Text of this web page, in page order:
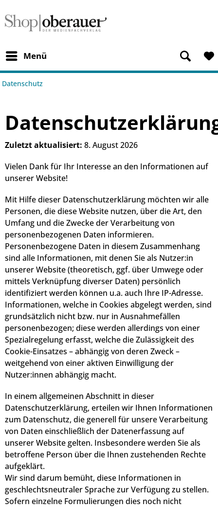
Menü
Datenschutz
Zuletzt aktualisiert: 8. August 2026
Vielen Dank für Ihr Interesse an den Informationen auf
unserer Website!
Mit Hilfe dieser Datenschutzerklärung möchten wir alle
Personen, die diese Website nutzen, über die Art, den
Umfang und die Zwecke der Verarbeitung von
personenbezogenen Daten informieren.
Personenbezogene Daten in diesem Zusammenhang
sind alle Informationen, mit denen Sie als Nutzer:in
unserer Website (theoretisch, ggf. über Umwege oder
mittels Verknüpfung diverser Daten) persönlich
identifiziert werden können u.a. auch Ihre IP-Adresse.
Informationen, welche in Cookies abgelegt werden, sind
grundsätzlich nicht bzw. nur in Ausnahmefällen
personenbezogen; diese werden allerdings von einer
Spezialregelung erfasst, welche die Zulässigkeit des
Cookie-Einsatzes – abhängig von deren Zweck –
weitgehend von einer aktiven Einwilligung der
Nutzer:innen abhängig macht.
In einem allgemeinen Abschnitt in dieser
Datenschutzerklärung, erteilen wir Ihnen Informationen
zum Datenschutz, die generell für unsere Verarbeitung
von Daten einschließlich der Datenerfassung auf
unserer Website gelten. Insbesondere werden Sie als
betroffene Person über die Ihnen zustehenden Rechte
aufgeklärt.
Wir sind darum bemüht, diese Informationen in
geschlechtsneutraler Sprache zur Verfügung zu stellen.
Sofern einzelne Formulierungen dies noch nicht